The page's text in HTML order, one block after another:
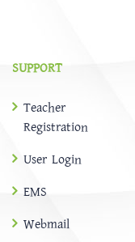
SUPPORT
Teacher
Registration
User Login
EMS
Webmail